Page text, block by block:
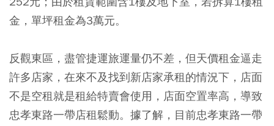
金，單坪租金為3萬元。
反觀東區，盡管捷運旅運量仍不差，但天價租金逼走
許多店家，在來不及找到新店家承租的情況下，店面
不是空租就是租給特賣會使用，店面空置率高，導致
忠孝東路一帶店租鬆動。據了解，目前忠孝東路一帶